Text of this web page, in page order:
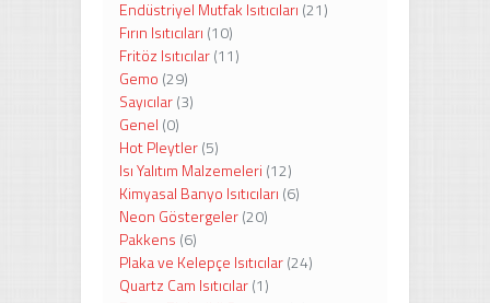
Endüstriyel Mutfak Isıtıcıları (21)
Fırın Isıtıcıları (10)
Fritöz Isıtıcılar(11)
Gemo (29)
Sayıcılar(3)
Genel (0)
Hot Pleytler(5)
Isı Yalıtım Malzemeleri (12)
Kimyasal Banyo Isıtıcıları (6)
Neon Göstergeler(20)
Pakkens (6)
Plaka ve Kelepçe Isıtıcılar(24)
Quartz Cam Isıtıcılar(1)